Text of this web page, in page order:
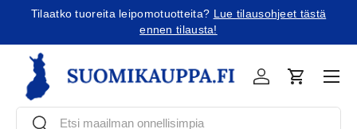
Tilaatko tuoreita leipomotuotteita? Lue tilausohjeet tästä
ennen tilausta!
EtsiEtsi
KirjauduOstoskori